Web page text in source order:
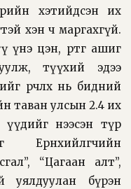
хэтийдсэн их
хэн ч маргахгүй.
үнэ цэн, өртөг ашиг
түүхий эдээ
өөрчлөх нь бидний
таван улсын 2.4 их
нээсэн түр
Ерөнхийлөгчийн
“Цагаан алт”,
уялдуулан бүрэн